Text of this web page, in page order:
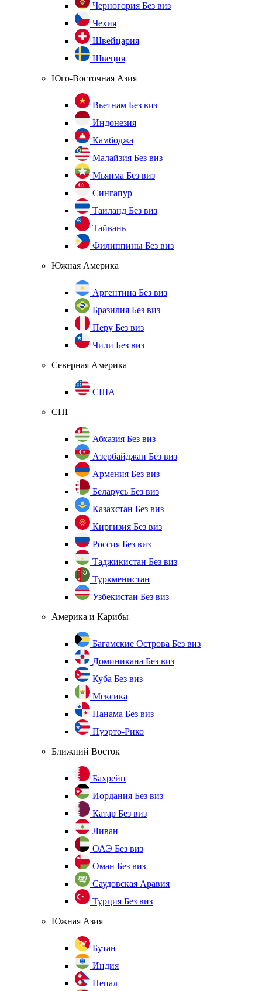
Черногория Без виз
Чехия
Швейцария
Швеция
Юго-Восточная Азия
Вьетнам Без виз
Индонезия
Камбоджа
Малайзия Без виз
Мьянма Без виз
Сингапур
Таиланд Без виз
Тайвань
Филиппины Без виз
Южная Америка
Аргентина Без виз
Бразилия Без виз
Перу Без виз
Чили Без виз
Северная Америка
США
СНГ
Абхазия Без виз
Азербайджан Без виз
Армения Без виз
Беларусь Без виз
Казахстан Без виз
Киргизия Без виз
Россия Без виз
Таджикистан Без виз
Туркменистан
Узбекистан Без виз
Америка и Карибы
Багамские Острова Без виз
Доминикана Без виз
Куба Без виз
Мексика
Панама Без виз
Пуэрто-Рико
Ближний Восток
Бахрейн
Иордания Без виз
Катар Без виз
Ливан
ОАЭ Без виз
Оман Без виз
Саудовская Аравия
Турция Без виз
Южная Азия
Бутан
Индия
Непал